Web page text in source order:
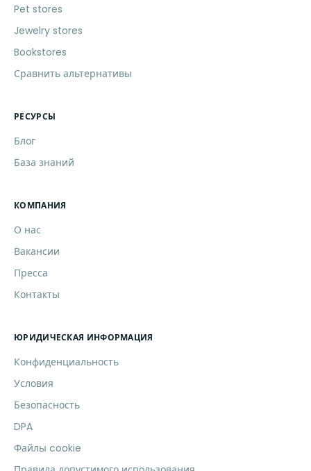
Pet stores
Jewelry stores
Bookstores
Сравнить альтернативы
РЕСУРСЫ
Блог
База знаний
КОМПАНИЯ
О нас
Вакансии
Пресса
Контакты
ЮРИДИЧЕСКАЯ ИНФОРМАЦИЯ
Конфиденциальность
Условия
Безопасность
DPA
Файлы cookie